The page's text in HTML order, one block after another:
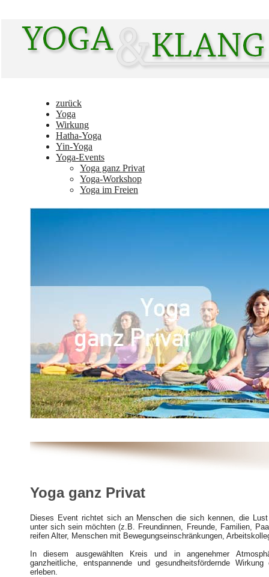
zurück
Yoga
Wirkung
Hatha-Yoga
Yin-Yoga
Yoga-Events
Yoga ganz Privat
Yoga-Workshop
Yoga im Freien
Yoga ganz Privat
Dieses Event richtet sich an Menschen die sich kennen, die
unter sich sein möchten (z.B. Freundinnen, Freunde, Familien,
reifen Alter, Menschen mit Bewegungseinschränkungen,
In diesem ausgewählten Kreis und in angenehmer
ganzheitliche, entspannende und gesundheitsfördernde
erleben.